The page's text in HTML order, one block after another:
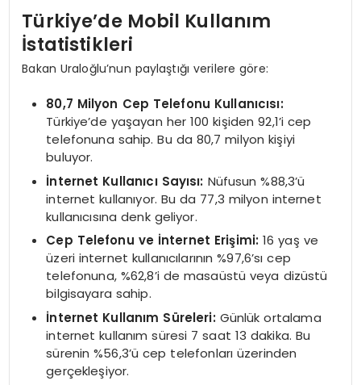
Türkiye’de Mobil Kullanım
İstatistikleri
Bakan Uraloğlu’nun paylaştığı verilere göre:
80,7 Milyon Cep Telefonu Kullanıcısı:
Türkiye’de yaşayan her 100 kişiden 92,1’i cep
telefonuna sahip. Bu da 80,7 milyon kişiyi
buluyor.
İnternet Kullanıcı Sayısı: Nüfusun %88,3’ü
internet kullanıyor. Bu da 77,3 milyon internet
kullanıcısına denk geliyor.
Cep Telefonu ve İnternet Erişimi: 16 yaş ve
üzeri internet kullanıcılarının %97,6’sı cep
telefonuna, %62,8’i de masaüstü veya dizüstü
bilgisayara sahip.
İnternet Kullanım Süreleri: Günlük ortalama
internet kullanım süresi 7 saat 13 dakika. Bu
sürenin %56,3’ü cep telefonları üzerinden
gerçekleşiyor.